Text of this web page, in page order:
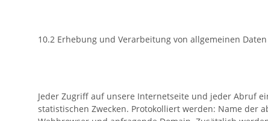
10.2 Erhebung und Verarbeitung von allgemeinen Daten
Jeder Zugriff auf unsere Internetseite und jeder Abruf
statistischen Zwecken. Protokolliert werden: Name der